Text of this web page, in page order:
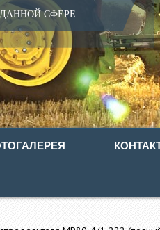
СФЕРЕ